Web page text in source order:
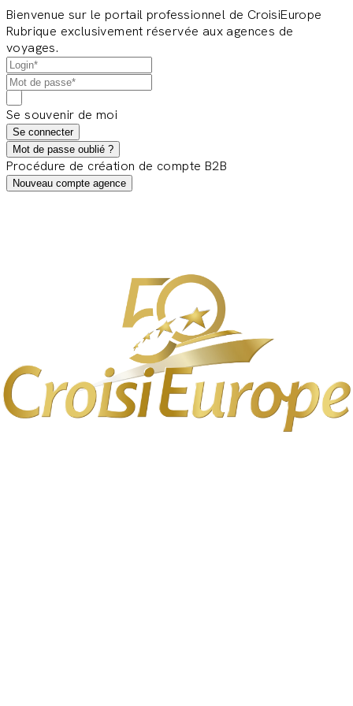
Bienvenue sur le portail professionnel de CroisiEurope
Rubrique exclusivement réservée aux agences de
voyages.
Se souvenir de moi
Se connecter
Mot de passe oublié ?
Procédure de création de compte B2B
Nouveau compte agence